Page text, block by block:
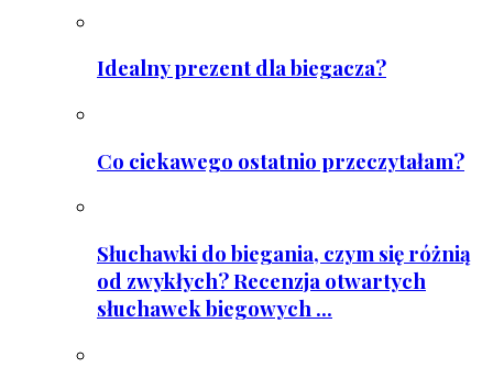
Idealny prezent dla biegacza?
Co ciekawego ostatnio przeczytałam?
Słuchawki do biegania, czym się różnią
od zwykłych? Recenzja otwartych
słuchawek biegowych ...